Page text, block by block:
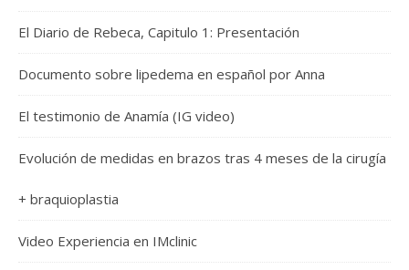
El Diario de Rebeca, Capitulo 1: Presentación
Documento sobre lipedema en español por Anna
El testimonio de Anamía (IG video)
Evolución de medidas en brazos tras 4 meses de la cirugía
+ braquioplastia
Video Experiencia en IMclinic